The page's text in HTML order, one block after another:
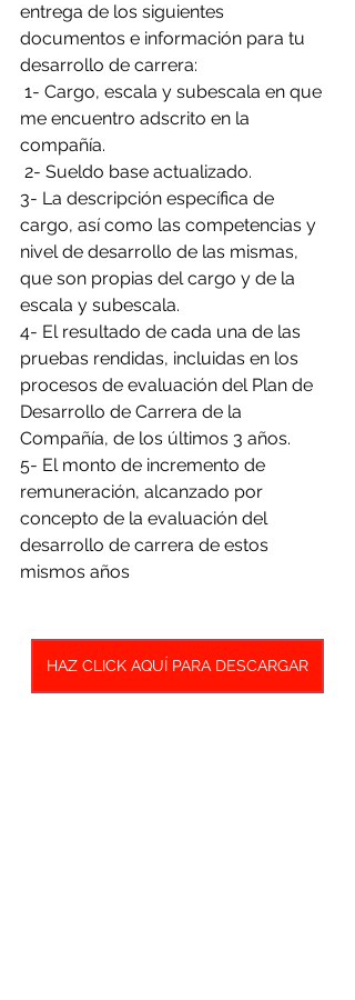
entrega de los siguientes
documentos e información para tu
desarrollo de carrera:
me encuentro adscrito en la
compañía.
2- Sueldo base actualizado.
3- La descripción específica de
cargo, así como las competencias y
nivel de desarrollo de las mismas,
que son propias del cargo y de la
escala y subescala.
4- El resultado de cada una de las
pruebas rendidas, incluidas en los
procesos de evaluación del Plan de
Desarrollo de Carrera de la
Compañía, de los últimos 3 años.
5- El monto de incremento de
remuneración, alcanzado por
concepto de la evaluación del
desarrollo de carrera de estos
mismos años
HAZ CLICK AQUÍ PARA DESCARGAR